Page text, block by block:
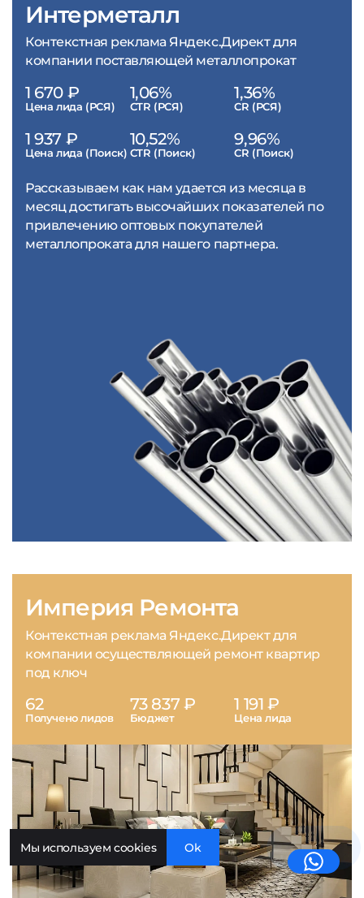
Империя Ремонта
Контекстная реклама Яндекс.Директ для
компании осуществляющей ремонт квартир
под ключ
62
Получено лидов
73 837 ₽
Бюджет
1 191 ₽
Цена лида
Интерметалл
Контекстная реклама Яндекс.Директ для
компании поставляющей металлопрокат
1 670 ₽
Цена лида (РСЯ)
1,06%
CTR (РСЯ)
1,36%
CR (РСЯ)
1 937 ₽
Цена лида (Поиск)
10,52%
CTR (Поиск)
9,96%
CR (Поиск)
Рассказываем как нам удается из месяца в
месяц достигать высочайших показателей по
привлечению оптовых покупателей
металлопроката для нашего партнера.
Мы используем cookies Ok